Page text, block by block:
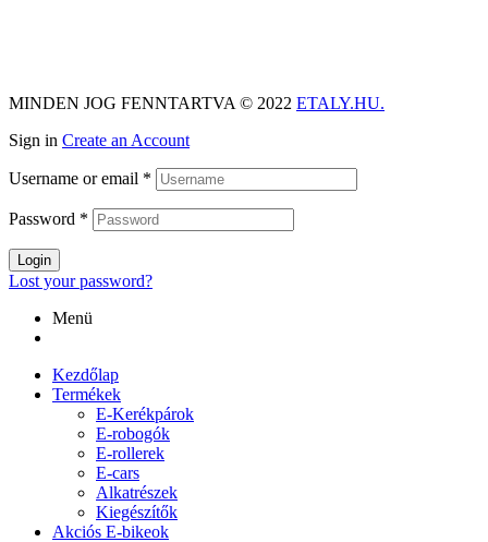
MINDEN JOG FENNTARTVA © 2022 ETALY.HU.
Sign in Create an Account
Username or email *
Password *
Login
Lost your password?
Menü
Kezdőlap
Termékek
E-Kerékpárok
E-robogók
E-rollerek
E-cars
Alkatrészek
Kiegészítők
Akciós E-bikeok